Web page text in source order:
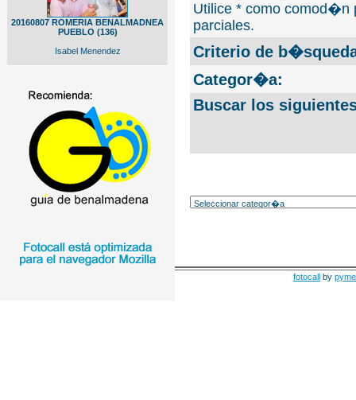
20160807 ROMERIA BENALMADNEA
PUEBLO (136)
Isabel Menendez
Utilice * como comod�n
parciales.
Criterio de
Categor�a:
Buscar los
fotocall by